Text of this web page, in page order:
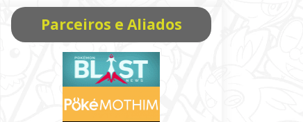
Parceiros e Aliados